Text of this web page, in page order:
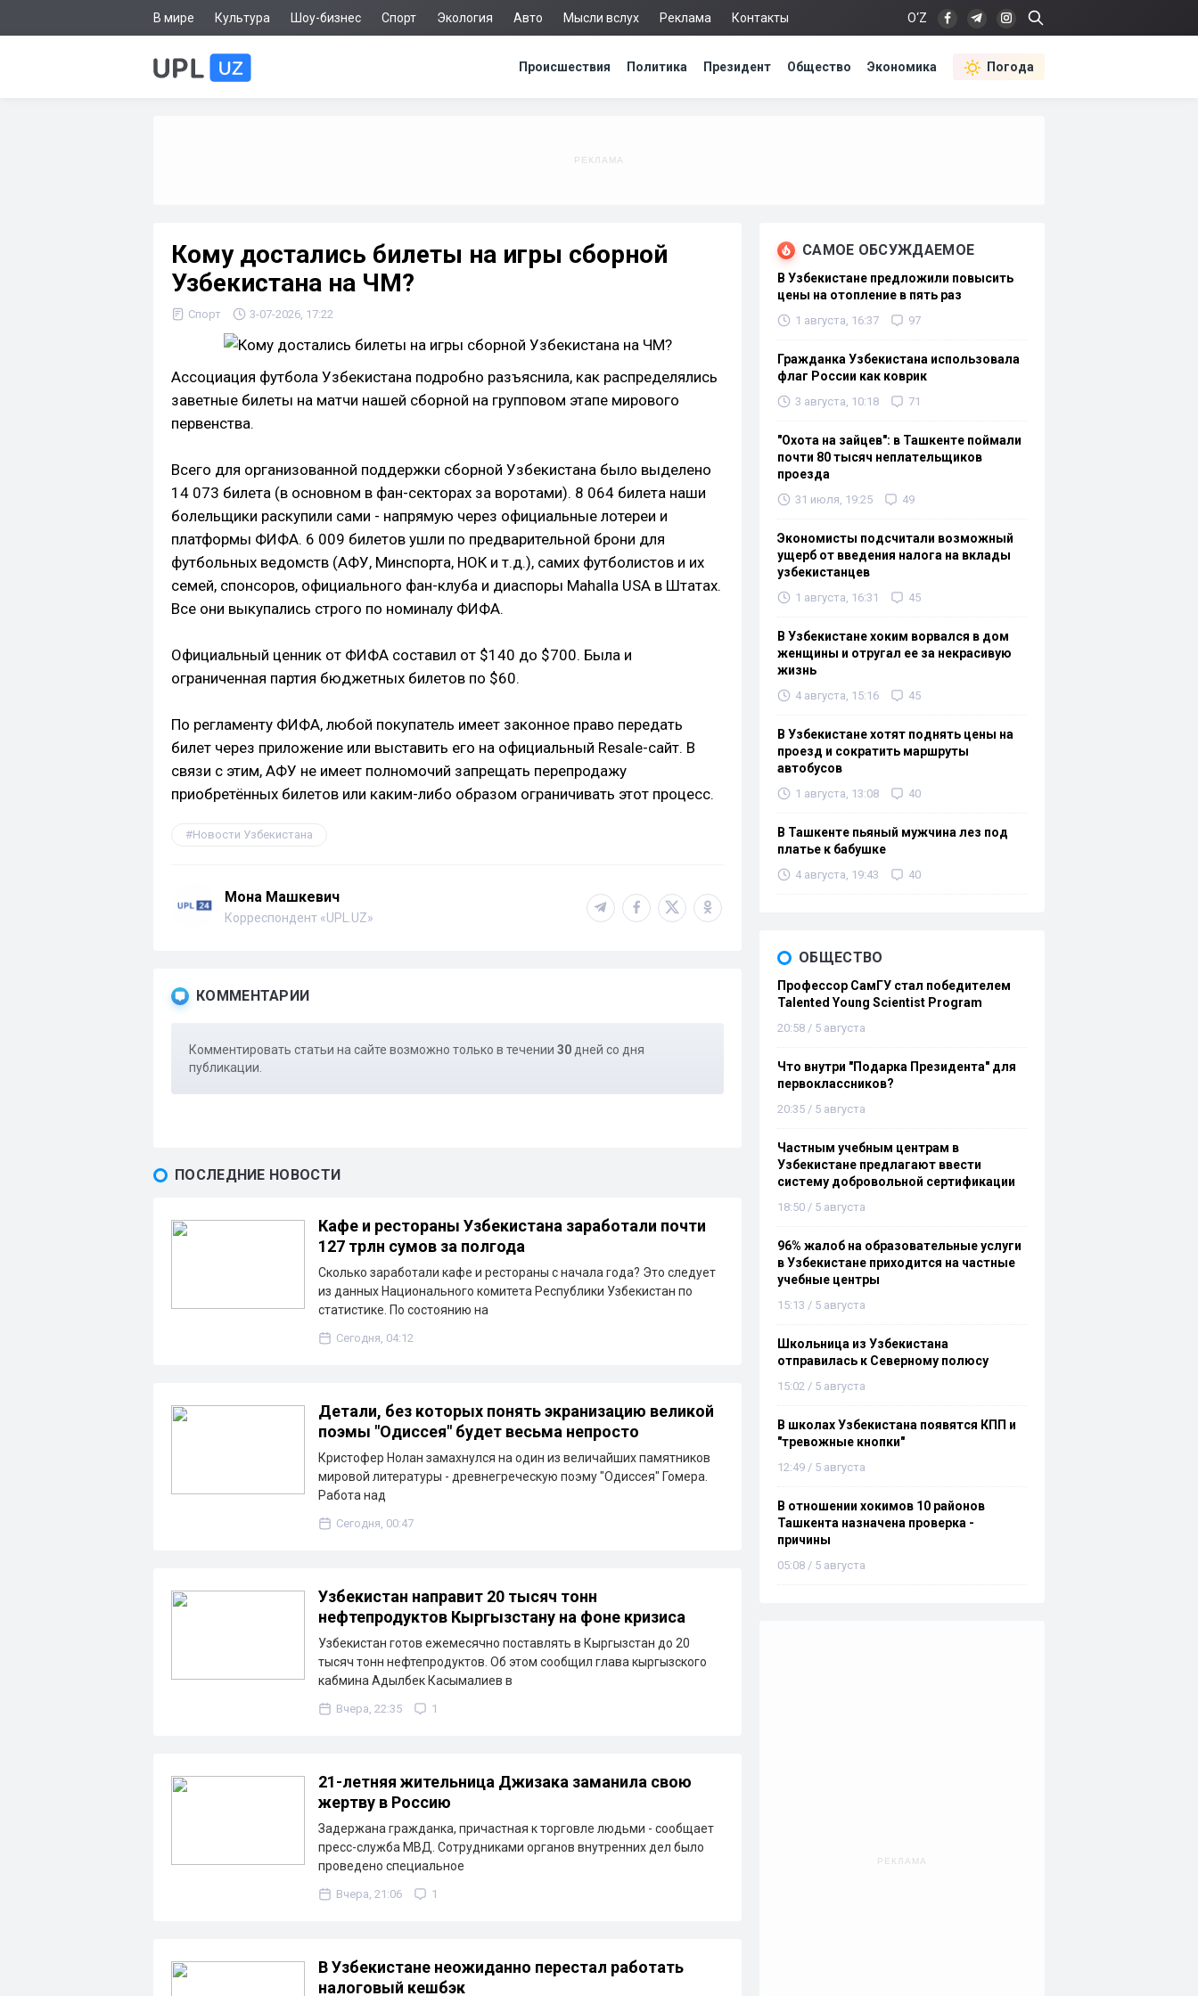
В мире Культура Шоу-бизнес Спорт Экология Авто Мысли вслух Реклама Контакты O‘Z
Происшествия Политика Президент Общество Экономика Погода
Кому достались билеты на игры сборной
Узбекистана на ЧМ?
Спорт 3-07-2026, 17:22
Ассоциация футбола Узбекистана подробно разъяснила, как распределялись
заветные билеты на матчи нашей сборной на групповом этапе мирового
первенства.
Всего для организованной поддержки сборной Узбекистана было выделено
14 073 билета (в основном в фан-секторах за воротами). 8 064 билета наши
болельщики раскупили сами - напрямую через официальные лотереи и
платформы ФИФА. 6 009 билетов ушли по предварительной брони для
футбольных ведомств (АФУ, Минспорта, НОК и т.д.), самих футболистов и их
семей, спонсоров, официального фан-клуба и диаспоры Mahalla USA в Штатах.
Все они выкупались строго по номиналу ФИФА.
Официальный ценник от ФИФА составил от $140 до $700. Была и
ограниченная партия бюджетных билетов по $60.
По регламенту ФИФА, любой покупатель имеет законное право передать
билет через приложение или выставить его на официальный Resale-сайт. В
связи с этим, АФУ не имеет полномочий запрещать перепродажу
приобретённых билетов или каким-либо образом ограничивать этот процесс.
Новости Узбекистана
Мона Машкевич
Корреспондент «UPL.UZ»
КОММЕНТАРИИ
Комментировать статьи на сайте возможно только в течении 30 дней со дня
публикации.
ПОСЛЕДНИЕ НОВОСТИ
Кафе и рестораны Узбекистана заработали почти
127 трлн сумов за полгода
Сколько заработали кафе и рестораны с начала года? Это следует
из данных Национального комитета Республики Узбекистан по
статистике. По состоянию на
Сегодня, 04:12
Детали, без которых понять экранизацию великой
поэмы "Одиссея" будет весьма непросто
Кристофер Нолан замахнулся на один из величайших памятников
мировой литературы - древнегреческую поэму "Одиссея" Гомера.
Работа над
Сегодня, 00:47
Узбекистан направит 20 тысяч тонн
нефтепродуктов Кыргызстану на фоне кризиса
Узбекистан готов ежемесячно поставлять в Кыргызстан до 20
тысяч тонн нефтепродуктов. Об этом сообщил глава кыргызского
кабмина Адылбек Касымалиев в
Вчера, 22:35 1
21-летняя жительница Джизака заманила свою
жертву в Россию
Задержана гражданка, причастная к торговле людьми - сообщает
пресс-служба МВД. Сотрудниками органов внутренних дел было
проведено специальное
Вчера, 21:06 1
В Узбекистане неожиданно перестал работать
налоговый кешбэк
САМОЕ ОБСУЖДАЕМОЕ
В Узбекистане предложили повысить
цены на отопление в пять раз
1 августа, 16:37 97
Гражданка Узбекистана использовала
флаг России как коврик
3 августа, 10:18 71
"Охота на зайцев": в Ташкенте поймали
почти 80 тысяч неплательщиков
проезда
31 июля, 19:25 49
Экономисты подсчитали возможный
ущерб от введения налога на вклады
узбекистанцев
1 августа, 16:31 45
В Узбекистане хоким ворвался в дом
женщины и отругал ее за некрасивую
жизнь
4 августа, 15:16 45
В Узбекистане хотят поднять цены на
проезд и сократить маршруты
автобусов
1 августа, 13:08 40
В Ташкенте пьяный мужчина лез под
платье к бабушке
4 августа, 19:43 40
ОБЩЕСТВО
Профессор СамГУ стал победителем
Talented Young Scientist Program
20:58 / 5 августа
Что внутри "Подарка Президента" для
первоклассников?
20:35 / 5 августа
Частным учебным центрам в
Узбекистане предлагают ввести
систему добровольной сертификации
18:50 / 5 августа
96% жалоб на образовательные услуги
в Узбекистане приходится на частные
учебные центры
15:13 / 5 августа
Школьница из Узбекистана
отправилась к Северному полюсу
15:02 / 5 августа
В школах Узбекистана появятся КПП и
"тревожные кнопки"
12:49 / 5 августа
В отношении хокимов 10 районов
Ташкента назначена проверка -
причины
05:08 / 5 августа